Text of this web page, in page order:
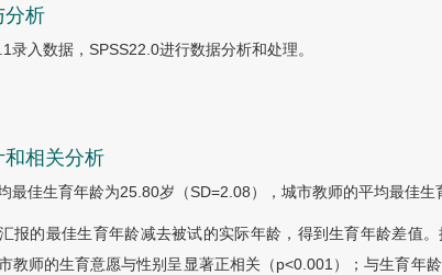
分析
录入数据，SPSS22.0进行数据分析和处理。
相关分析
最佳生育年龄为25.80岁（SD=2.08），城市教师的平均最佳生
报的最佳生育年龄减去被试的实际年龄，得到生育年龄差值
教师的生育意愿与性别呈显著正相关（p<0.001）；与生育年